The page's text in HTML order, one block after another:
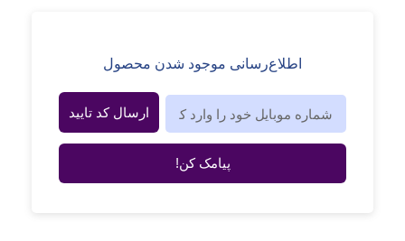
اطلاع‌رسانی موجود شدن محصول
ارسال کد تایید
پیامک کن!